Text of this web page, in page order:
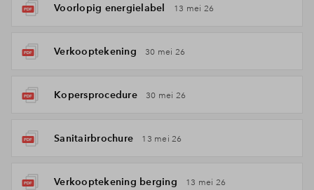
Voorlopig energielabel 13 mei 26
Verkooptekening 30 mei 26
Kopersprocedure 30 mei 26
Sanitairbrochure 13 mei 26
Verkooptekening berging 13 mei 26